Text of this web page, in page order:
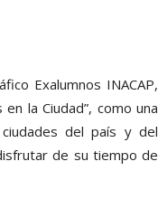
Exalumnos INACAP,
la Ciudad”, como una
del país y del
de su tiempo de